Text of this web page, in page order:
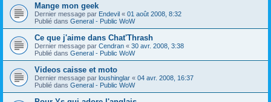
Mange mon geek
Dernier message par Endevil « 01 août 2008, 8:32
Publié dans General - Public WoW
Ce que j'aime dans Chat'Thrash
Dernier message par Cendran « 30 avr. 2008, 3:38
Publié dans General - Public WoW
Videos caisse et moto
Dernier message par loushinglar « 04 avr. 2008, 16:37
Publié dans General - Public WoW